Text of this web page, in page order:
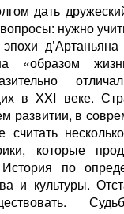
дать
нужно
«образом
в XXI веке.
развитии, в
считать
которые
по
и культуры.